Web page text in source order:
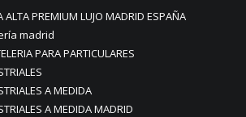
ALTA PREMIUM LUJO MADRID ESPAÑA
madrid
PARA PARTICULARES
A MEDIDA
A MEDIDA MADRID